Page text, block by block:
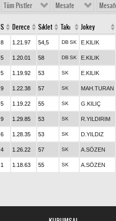
Tüm Pistler Mesafe
S Derece Sıklet Takı Jokey
8 1.21.97 54,5 DB SK E.KILIK
5 1.20.01 58 DB SK E.KILIK
5 1.19.92 53 SK E.KILIK
9 1.22.38 57 SK MAH.TURAN
5 1.19.22 55 SK G.KILIÇ
9 1.29.85 53 SK R.YILDIRIM
6 1.28.35 53 SK D.YILDIZ
4 1.26.22 57 SK A.SÖZEN
1 1.18.63 55 SK
A.SÖZEN